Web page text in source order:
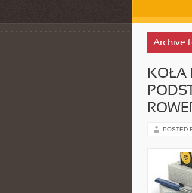
Archive
KOŁA
POSTED